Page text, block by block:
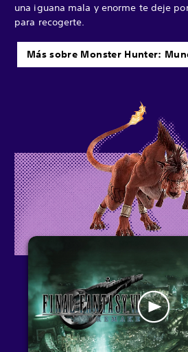
una iguana mala y enorme te deje
para recogerte.
Más sobre Monster Hunter: